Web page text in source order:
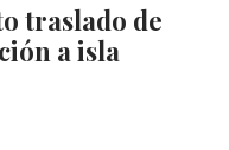
traslado de
a isla